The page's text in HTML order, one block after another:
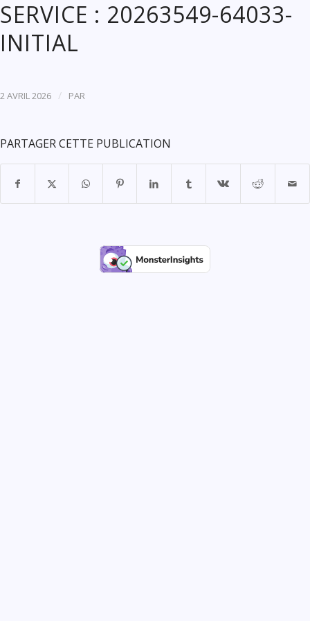
SERVICE : 20263549-64033-
INITIAL
2 AVRIL 2026 / PAR
PARTAGER CETTE PUBLICATION